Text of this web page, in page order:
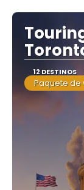
12 DESTINOS
Paquete de